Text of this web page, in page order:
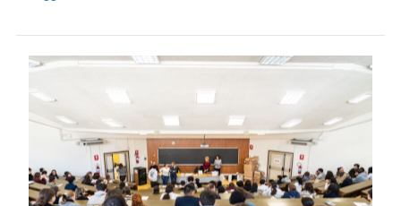
Medicina,
graduatoria
il
semestre